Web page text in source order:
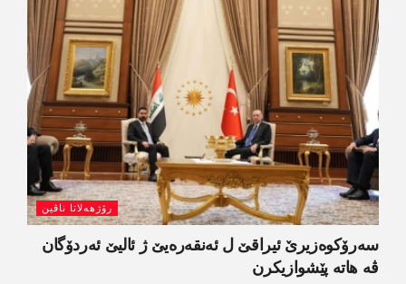
رۆژھەلاتا ناڤین
سەرۆکوەزیرێ ئیراقێ ل ئەنقەرەیێ ژ ئالیێ ئەردۆگان
ڤە ھاتە پێشوازیکرن